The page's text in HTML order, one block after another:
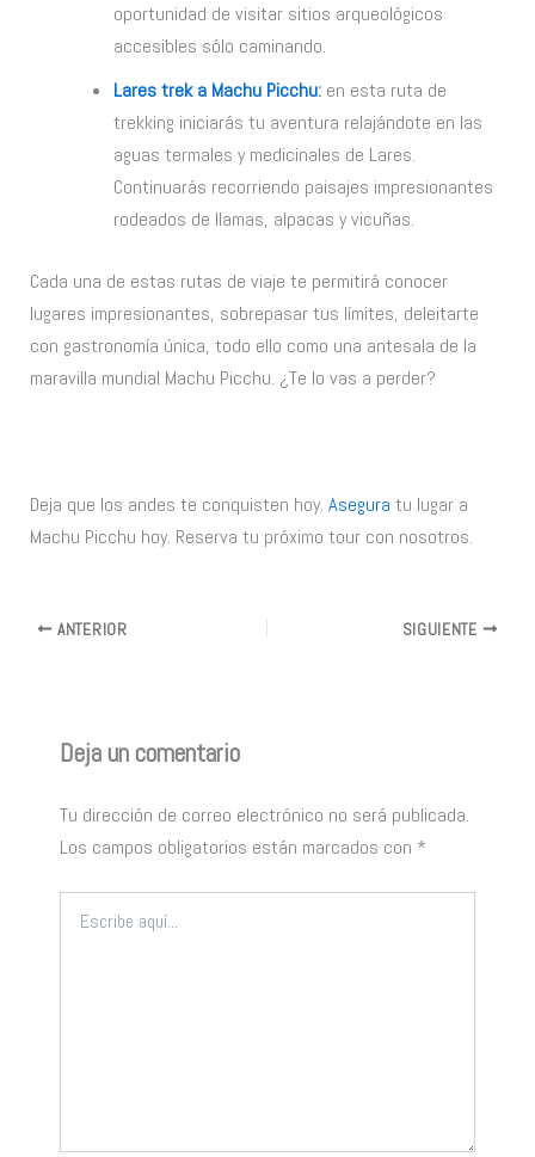
oportunidad de visitar sitios arqueológicos
accesibles sólo caminando.
Lares trek a Machu Picchu:en esta ruta de
trekking iniciarás tu aventura relajándote en las
aguas termales y medicinales de Lares.
Continuarás recorriendo paisajes impresionantes
rodeados de llamas, alpacas y vicuñas.
Cada una de estas rutas de viaje te permitirá conocer
lugares impresionantes, sobrepasar tus límites, deleitarte
con gastronomía única, todo ello como una antesala de la
maravilla mundial Machu Picchu. ¿Te lo vas a perder?
Deja que los andes te conquisten hoy.Asegura tu lugar a
Machu Picchu hoy. Reserva tu próximo tour con nosotros.
ANTERIOR SIGUIENTE
Deja un comentario
Tu dirección de correo electrónico no será publicada.
Los campos obligatorios están marcados con *
aquí...